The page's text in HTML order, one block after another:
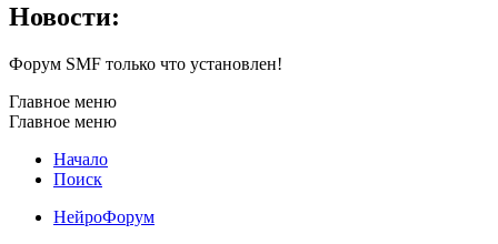
Новости:
Форум SMF только что установлен!
Главное меню
Главное меню
Начало
Поиск
НейроФорум